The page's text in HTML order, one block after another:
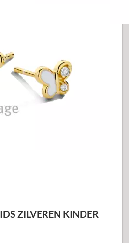
ZILVEREN KINDER